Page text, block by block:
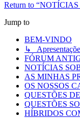
Return to
Jump to
BEM-VINDO
↳
FÓRUM
NOTÍCIAS
AS MINHAS
OS NOSSOS
QUESTÕES
QUESTÕES
HÍBRIDOS